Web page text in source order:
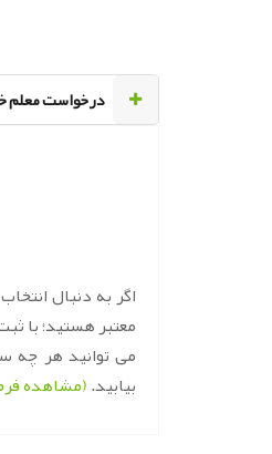
‌درخواست معلم
اگر به دنبال
معتبر هستید؛ با
می توانید هر چه
بیابید.(مشاهده